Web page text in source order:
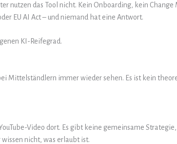
nutzen das Tool nicht. Kein Onboarding, kein
EU AI Act – und niemand hat eine Antwort.
KI-Reifegrad.
Mittelständlern immer wieder sehen. Es ist kein
Video dort. Es gibt keine gemeinsame
nicht, was erlaubt ist.